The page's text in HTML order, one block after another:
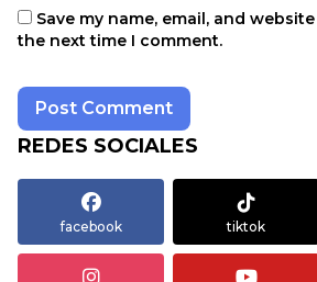
Save my name, email, and
the next time I comment.
REDES SOCIALES
facebook tiktok